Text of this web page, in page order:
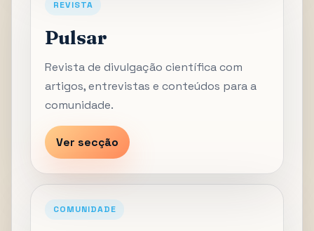
REVISTA
Pulsar
Revista de divulgação científica com
artigos, entrevistas e conteúdos para a
comunidade.
Ver secção
COMUNIDADE